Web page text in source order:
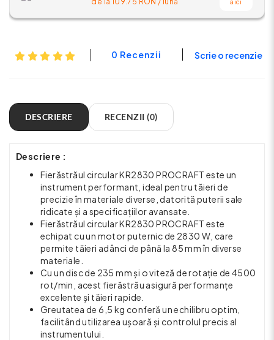
aici
0 Recenzii Scrie o recenzie
DESCRIERE RECENZII (0)
Descriere :
Fierăstrăul circular KR2830 PROCRAFT este un
instrument performant, ideal pentru tăieri de
precizie în materiale diverse, datorită puterii sale
ridicate și a specificațiilor avansate.
Fierăstrăul circular KR2830 PROCRAFT este
echipat cu un motor puternic de 2830 W, care
permite tăieri adânci de până la 85 mm în diverse
materiale.
Cu un disc de 235 mm și o viteză de rotație de 4500
rot/min, acest fierăstrău asigură performanțe
excelente și tăieri rapide.
Greutatea de 6,5 kg conferă un echilibru optim,
facilitând utilizarea ușoară și controlul precis al
instrumentului.